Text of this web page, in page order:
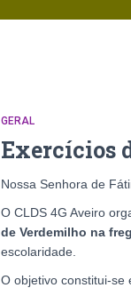
GERAL
Exercícios
Nossa Senhora de
O CLDS 4G Aveiro
de Verdemilho na
escolaridade.
O objetivo constitui-se